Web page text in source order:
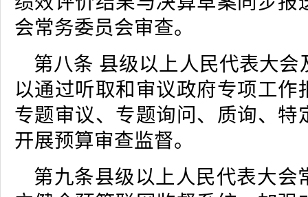
会常务委员会审查。
第八条 县级以上人民代表大会
以通过听取和审议政府专项工作
专题审议、专题询问、质询、特
开展预算审查监督。
第九条县级以上人民代表大会